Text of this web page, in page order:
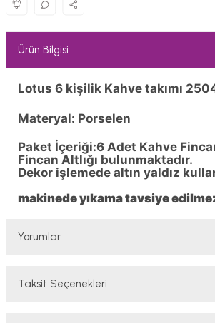
Ürün Bilgisi
Lotus 6 kişilik Kahve takımı
Materyal: Porselen
Paket İçeriği:6 Adet Kahve
Fincan Altlığı bulunmaktadır.
Dekor işlemede altın yaldız
makinede yıkama tavsiye
Yorumlar
Taksit Seçenekleri